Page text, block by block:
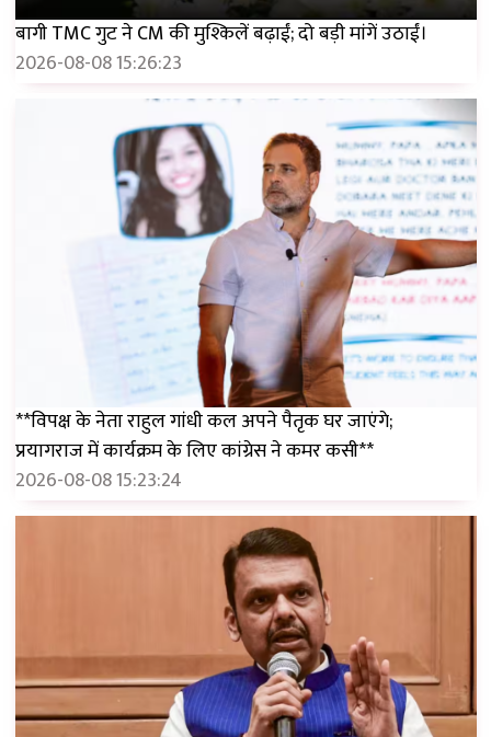
बागी TMC गुट ने CM की मुश्किलें बढ़ाईं; दो बड़ी मांगें उठाईं।
2026-08-08 15:26:23
**विपक्ष के नेता राहुल गांधी कल अपने पैतृक घर जाएंगे;
प्रयागराज में कार्यक्रम के लिए कांग्रेस ने कमर कसी**
2026-08-08 15:23:24